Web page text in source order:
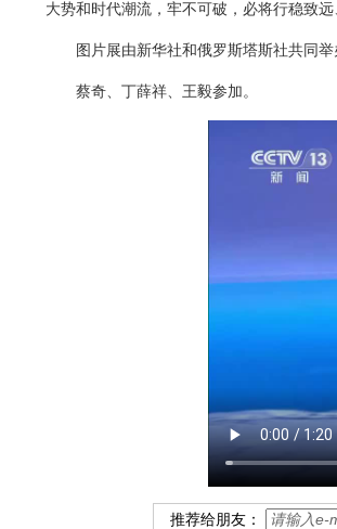
大势和时代潮流，牢不可破，必将行稳致
图片展由新华社和俄罗斯塔斯社共同
蔡奇、丁薛祥、王毅参加。
推荐给朋友：